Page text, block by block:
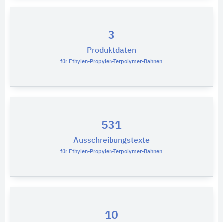
3
Produktdaten
für Ethylen-Propylen-Terpolymer-Bahnen
531
Ausschreibungstexte
für Ethylen-Propylen-Terpolymer-Bahnen
10